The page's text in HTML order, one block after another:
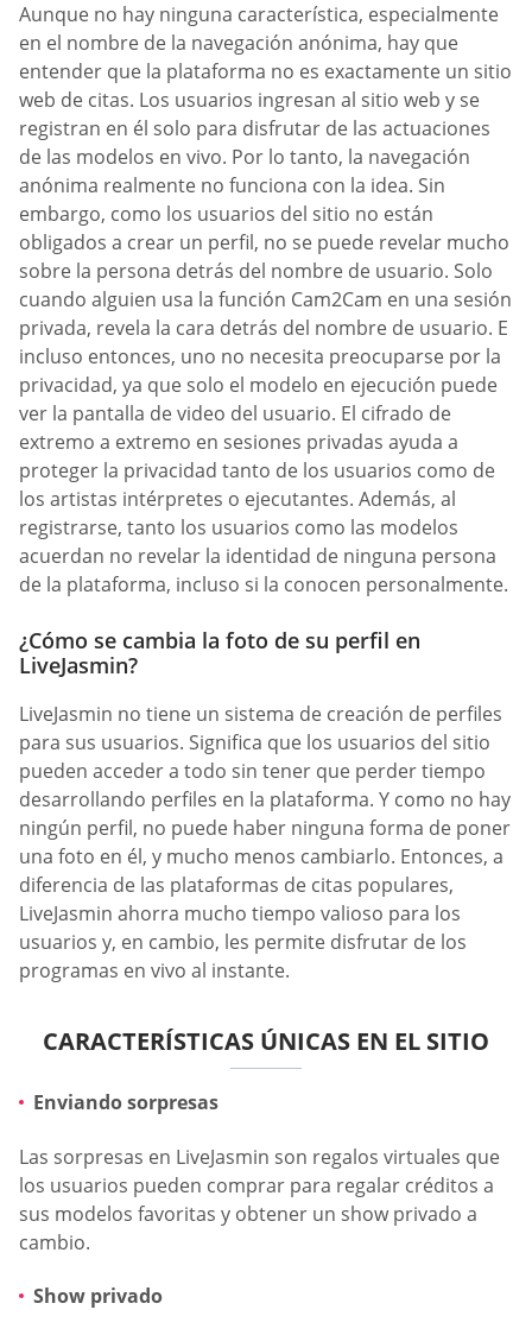
Aunque no hay ninguna característica, especialmente
en el nombre de la navegación anónima, hay que
entender que la plataforma no es exactamente un sitio
web de citas. Los usuarios ingresan al sitio web y se
registran en él solo para disfrutar de las actuaciones
de las modelos en vivo. Por lo tanto, la navegación
anónima realmente no funciona con la idea. Sin
embargo, como los usuarios del sitio no están
obligados a crear un perfil, no se puede revelar mucho
sobre la persona detrás del nombre de usuario. Solo
cuando alguien usa la función Cam2Cam en una sesión
privada, revela la cara detrás del nombre de usuario. E
incluso entonces, uno no necesita preocuparse por la
privacidad, ya que solo el modelo en ejecución puede
ver la pantalla de video del usuario. El cifrado de
extremo a extremo en sesiones privadas ayuda a
proteger la privacidad tanto de los usuarios como de
los artistas intérpretes o ejecutantes. Además, al
registrarse, tanto los usuarios como las modelos
acuerdan no revelar la identidad de ninguna persona
de la plataforma, incluso si la conocen personalmente.
¿Cómo se cambia la foto de su perfil en
LiveJasmin?
LiveJasmin no tiene un sistema de creación de perfiles
para sus usuarios. Significa que los usuarios del sitio
pueden acceder a todo sin tener que perder tiempo
desarrollando perfiles en la plataforma. Y como no hay
ningún perfil, no puede haber ninguna forma de poner
una foto en él, y mucho menos cambiarlo. Entonces, a
diferencia de las plataformas de citas populares,
LiveJasmin ahorra mucho tiempo valioso para los
usuarios y, en cambio, les permite disfrutar de los
programas en vivo al instante.
CARACTERÍSTICAS ÚNICAS EN EL SITIO
Enviando sorpresas
Las sorpresas en LiveJasmin son regalos virtuales que
los usuarios pueden comprar para regalar créditos a
sus modelos favoritas y obtener un show privado a
cambio.
Show privado